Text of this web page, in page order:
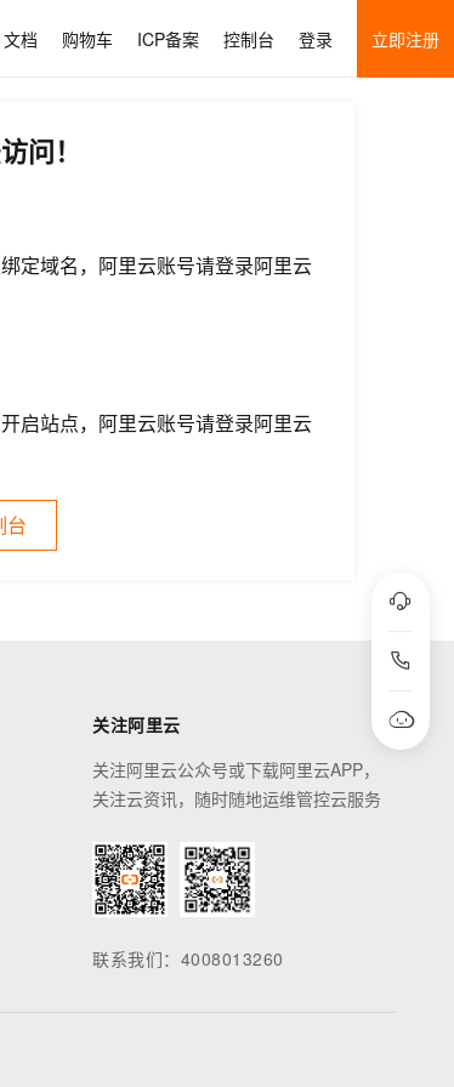
文档 购物车 ICP备案 控制台 登录 立即注册
问！
定域名，阿里云账号请登录阿里云
启站点，阿里云账号请登录阿里云
台